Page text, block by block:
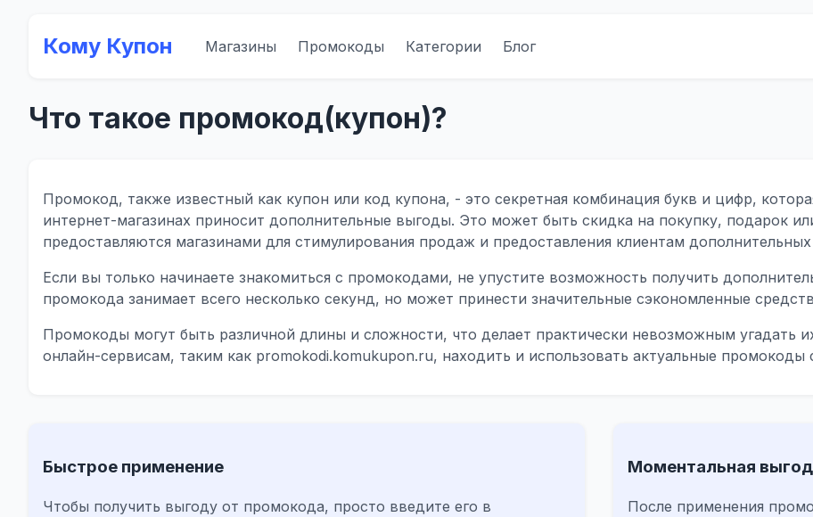
Кому Купон Магазины Промокоды Категории Блог
Что такое промокод(купон)?
Промокод, также известный как купон или код купона, - это секретная комбинация букв и цифр,
интернет-магазинах приносит дополнительные выгоды. Это может быть скидка на покупку, подарок
предоставляются магазинами для стимулирования продаж и предоставления клиентам
Если вы только начинаете знакомиться с промокодами, не упустите возможность получить
промокода занимает всего несколько секунд, но может принести значительные сэкономленные
Промокоды могут быть различной длины и сложности, что делает практически невозможным угадать
онлайн-сервисам, таким как promokodi.komukupon.ru, находить и использовать актуальные
Быстрое применение
Чтобы получить выгоду от промокода, просто введите его в
Моментальная
После применения